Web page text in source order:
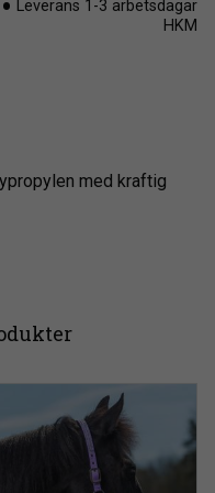
Leverans 1-3 arbetsdagar
HKM
med kraftig